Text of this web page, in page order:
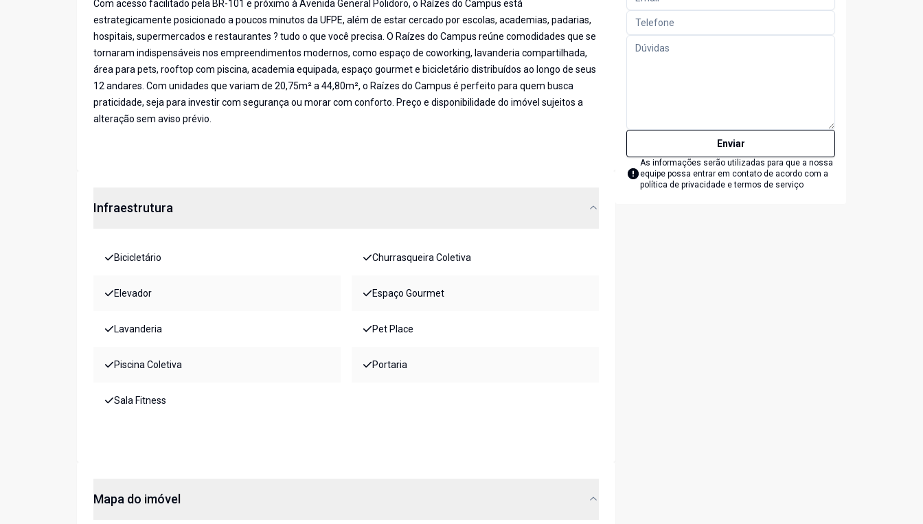
Com acesso facilitado pela BR-101 e próximo à Avenida General Polidoro, o Raízes do Campus está
estrategicamente posicionado a poucos minutos da UFPE, além de estar cercado por escolas, academias, padarias,
hospitais, supermercados e restaurantes ? tudo o que você precisa. O Raízes do Campus reúne comodidades que se
tornaram indispensáveis nos empreendimentos modernos, como espaço de coworking, lavanderia compartilhada,
área para pets, rooftop com piscina, academia equipada, espaço gourmet e bicicletário distribuídos ao longo de seus
12 andares. Com unidades que variam de 20,75m² a 44,80m², o Raízes do Campus é perfeito para quem busca
praticidade, seja para investir com segurança ou morar com conforto. Preço e disponibilidade do imóvel sujeitos a
alteração sem aviso prévio.
Infraestrutura
Bicicletário Churrasqueira Coletiva
Elevador Espaço Gourmet
Lavanderia Pet Place
Piscina Coletiva Portaria
Sala Fitness
Mapa do imóvel
Enviar
As informações serão utilizadas para que a nossa
equipe possa entrar em contato de acordo com a
política de privacidade e termos de serviço